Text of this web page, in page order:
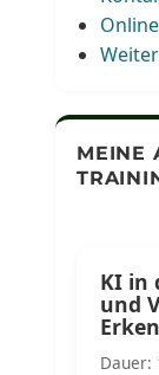
Weiter
MEINE
KI in
und
Dauer: